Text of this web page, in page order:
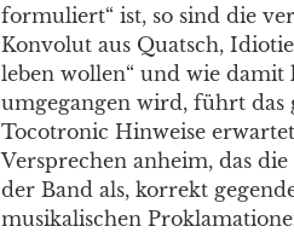
formuliert“ ist, so sind die
Konvolut aus Quatsch,
leben wollen“ und wie damit
umgegangen wird, führt das
Tocotronic Hinweise
Versprechen anheim, das
der Band als, korrekt
musikalischen